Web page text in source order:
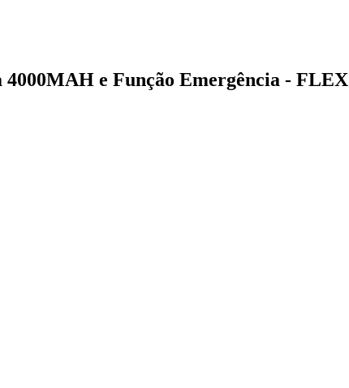
e Função Emergência - FLEX